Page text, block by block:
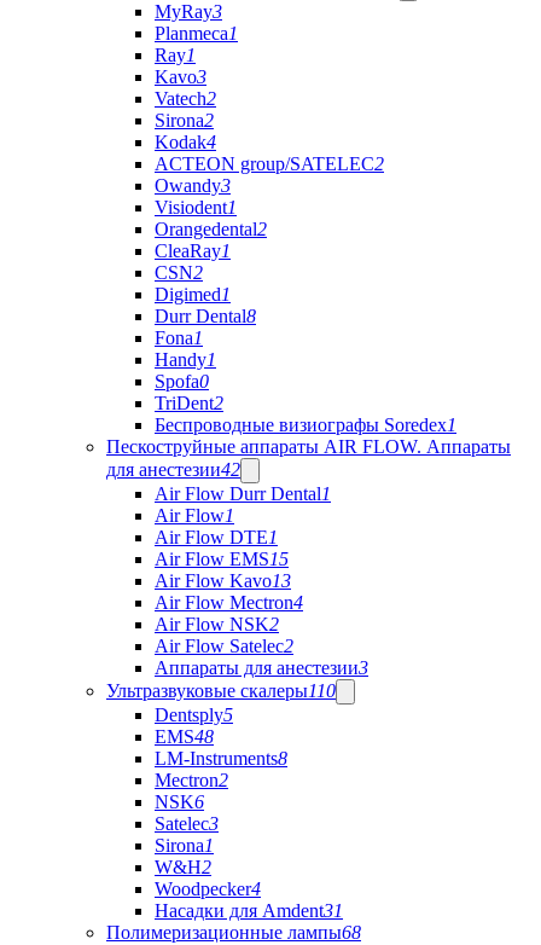
MyRay3
Planmeca1
Ray1
Kavo3
Vatech2
Sirona2
Kodak4
ACTEON group/SATELEC2
Owandy3
Visiodent1
Orangedental2
CleaRay1
CSN2
Digimed1
Durr Dental8
Fona1
Handy1
Spofa0
TriDent2
Беспроводные визиографы Soredex1
Пескоструйные аппараты AIR FLOW. Аппараты
для анестезии42
Air Flow Durr Dental1
Air Flow1
Air Flow DTE1
Air Flow EMS15
Air Flow Kavo13
Air Flow Mectron4
Air Flow NSK2
Air Flow Satelec2
Аппараты для анестезии3
Ультразвуковые скалеры110
Dentsply5
EMS48
LM-Instruments8
Mectron2
NSK6
Satelec3
Sirona1
W&H2
Woodpecker4
Насадки для Amdent31
Полимеризационные лампы68